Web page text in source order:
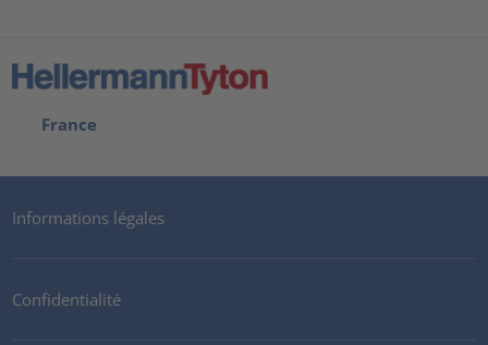
France
Informations légales
Confidentialité